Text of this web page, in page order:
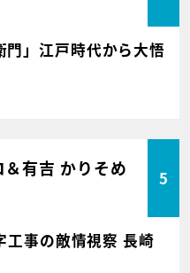
門」江戸時代から大悟
＆有吉 かりそめ
5
工事の敵情視察 長崎